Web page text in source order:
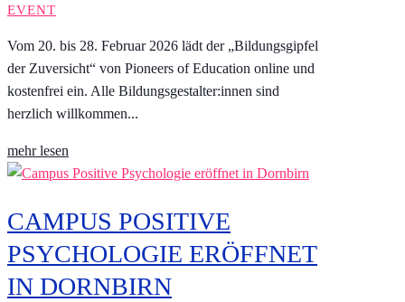
EVENT
Vom 20. bis 28. Februar 2026 lädt der „Bildungsgipfel
der Zuversicht“ von Pioneers of Education online und
kostenfrei ein. Alle Bildungsgestalter:innen sind
herzlich willkommen...
mehr lesen
CAMPUS POSITIVE
PSYCHOLOGIE ERÖFFNET
IN DORNBIRN